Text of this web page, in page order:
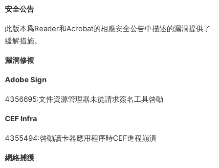
安全公告
此版本爲Reader和Acrobat的相應安全公告中描述的漏洞提供了
緩解措施。
漏洞修複
Adobe Sign
4356695:文件資源管理器未從請求簽名工具啓動
CEF Infra
4355494:啓動讀卡器應用程序時CEF進程崩潰
網絡捕獲